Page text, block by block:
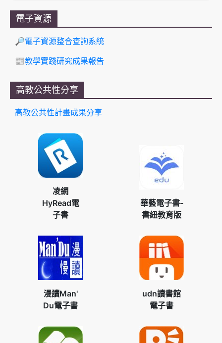
電子資源
🔎電子資源整合查詢系統
📰教學實踐研究成果報告
高教公共性分享
高教公共性計畫成果分享
凌網
HyRead電
子書
華藝電子書-
書紐教育版
漫讀Man'
Du電子書
udn讀書館
電子書